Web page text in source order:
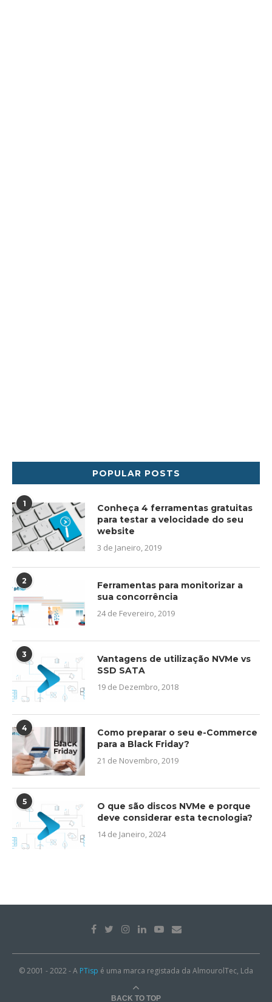
POPULAR POSTS
1
Conheça 4 ferramentas gratuitas
para testar a velocidade do seu
website
3 de Janeiro, 2019
2
Ferramentas para monitorizar a
sua concorrência
24 de Fevereiro, 2019
3
Vantagens de utilização NVMe vs
SSD SATA
19 de Dezembro, 2018
4
Como preparar o seu e-Commerce
para a Black Friday?
21 de Novembro, 2019
5
O que são discos NVMe e porque
deve considerar esta tecnologia?
14 de Janeiro, 2024
© 2001 - 2022 - A PTisp é uma marca registada da AlmourolTec, Lda
BACK TO TOP